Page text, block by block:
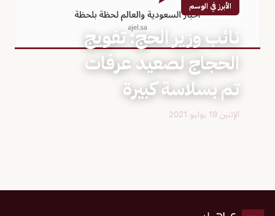
الأبرز في الوسم
نائب وزير الحج: تفويج
الحجاج لصعيد عرفات
تم بسلاسة كبيرة
الإثنين 19 يوليو 2021